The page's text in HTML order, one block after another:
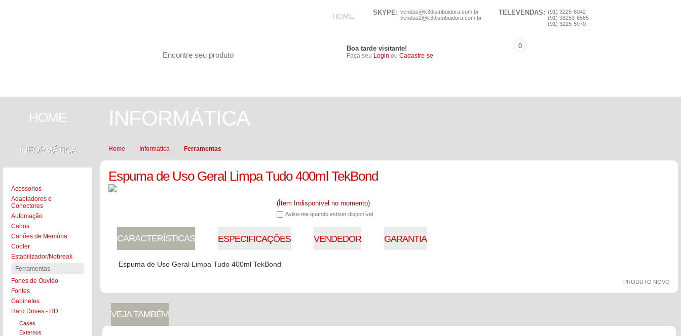
HOME SKYPE: vendas@k3distribuidora.com.br
vendas2@k3distribuidora.com.br
TELEVENDAS: (91) 3225-6042
(91) 98253-6565
(91) 3225-5970
Boa tarde visitante!
Faça seu Login ou Cadastre-se
0
HOME
INFORMÁTICA
Acessorios
Adaptadores e
Conectores
Automação
Cabos
Cartões de Memória
Cooler
Estabilizador/Nobreak
Ferramentas
Fones de Ouvido
Fontes
Gabinetes
Hard Drives - HD
Cases
Externos
INFORMÁTICA
Home Informática Ferramentas
Espuma de Uso Geral Limpa Tudo 400ml TekBond
(Ítem Indisponível no momento)
Avise-me quando estiver disponível
CARACTERÍSTICAS ESPECIFICAÇÕES VENDEDOR GARANTIA
Espuma de Uso Geral Limpa Tudo 400ml TekBond
PRODUTO NOVO
VEJA TAMBÉM